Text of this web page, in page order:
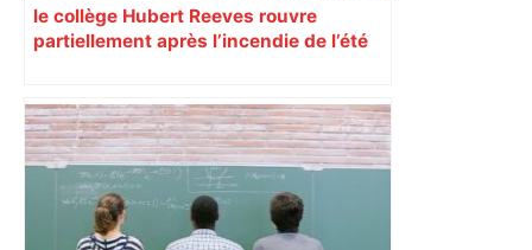
le collège Hubert Reeves rouvre
partiellement après l’incendie de l’été